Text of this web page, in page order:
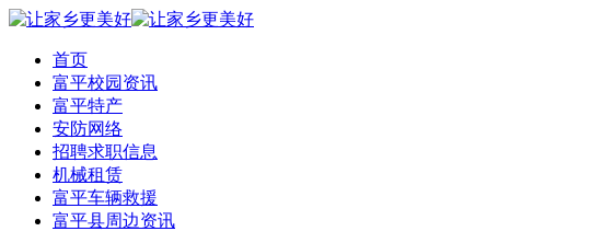
首页
富平校园资讯
富平特产
安防网络
招聘求职信息
机械租赁
富平车辆救援
富平县周边资讯